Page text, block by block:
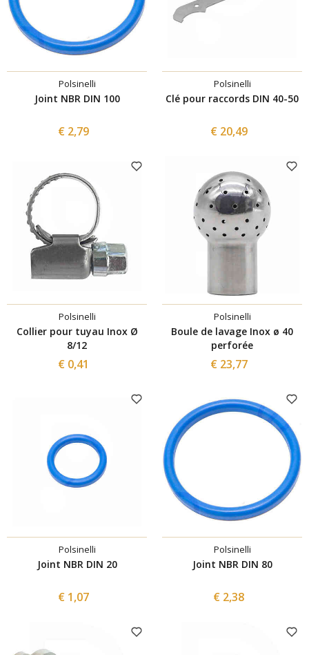
Polsinelli
Joint NBR DIN 100
€ 2,79
Polsinelli
Clé pour raccords DIN 40-50
€ 20,49
Polsinelli
Collier pour tuyau Inox Ø
8/12
€ 0,41
Polsinelli
Boule de lavage Inox ø 40
perforée
€ 23,77
Polsinelli
Joint NBR DIN 20
€ 1,07
Polsinelli
Joint NBR DIN 80
€ 2,38